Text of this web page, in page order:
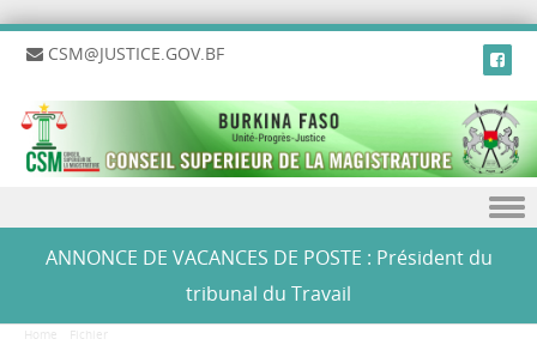
CSM@JUSTICE.GOV.BF
ANNONCE DE VACANCES DE POSTE : Président du
tribunal du Travail
Home Fichier